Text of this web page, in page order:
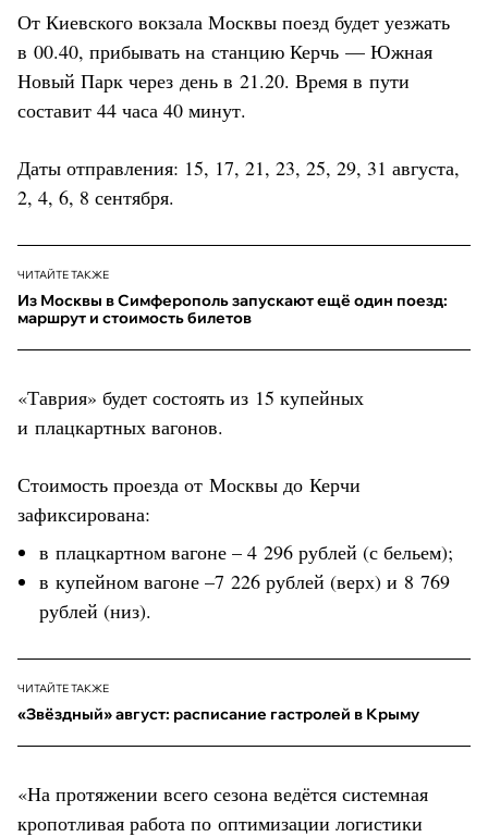
От Киевского вокзала Москвы поезд будет уезжать
в 00.40, прибывать на станцию Керчь — Южная
Новый Парк через день в 21.20. Время в пути
составит 44 часа 40 минут.
Даты отправления: 15, 17, 21, 23, 25, 29, 31 августа,
2, 4, 6, 8 сентября.
ЧИТАЙТЕ ТАКЖЕ
Из Москвы в Симферополь запускают ещё один поезд:
маршрут и стоимость билетов
«Таврия» будет состоять из 15 купейных
и плацкартных вагонов.
Стоимость проезда от Москвы до Керчи
зафиксирована:
в плацкартном вагоне – 4 296 рублей (с бельем);
в купейном вагоне –7 226 рублей (верх) и 8 769
рублей (низ).
ЧИТАЙТЕ ТАКЖЕ
«Звёздный» август: расписание гастролей в Крыму
«На протяжении всего сезона ведётся системная
кропотливая работа по оптимизации логистики